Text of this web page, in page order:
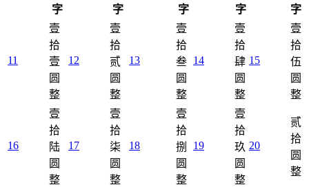
字
字
字
字
字
11
壹
拾
壹
圆
整
12
壹
拾
贰
圆
整
13
壹
拾
叁
圆
整
14
壹
拾
肆
圆
整
15
壹
拾
伍
圆
整
16
壹
拾
陆
圆
整
17
壹
拾
柒
圆
整
18
壹
拾
捌
圆
整
19
壹
拾
玖
圆
整
20
贰
拾
圆
整